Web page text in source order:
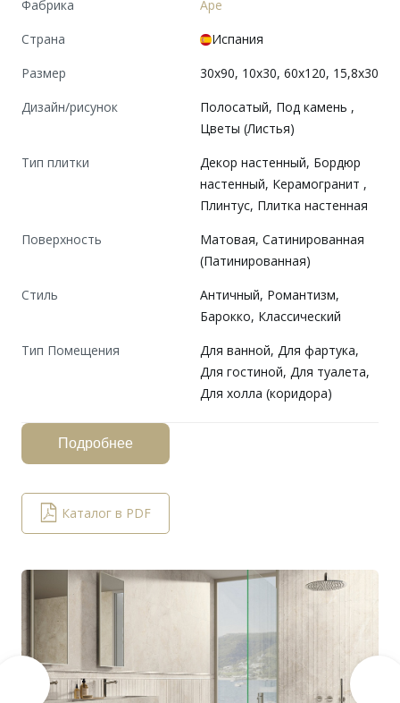
Фабрика
Ape
Страна
Испания
Размер
30x90, 10x30, 60x120, 15,8x30
Дизайн/рисунок
Полосатый, Под камень ,
Цветы (Листья)
Тип плитки
Декор настенный, Бордюр
настенный, Керамогранит ,
Плинтус, Плитка настенная
Поверхность
Матовая, Сатинированная
(Патинированная)
Cтиль
Античный, Романтизм,
Барокко, Классический
Тип Помещения
Для ванной, Для фартука,
Для гостиной, Для туалета,
Для холла (коридора)
Подробнее
Каталог в PDF